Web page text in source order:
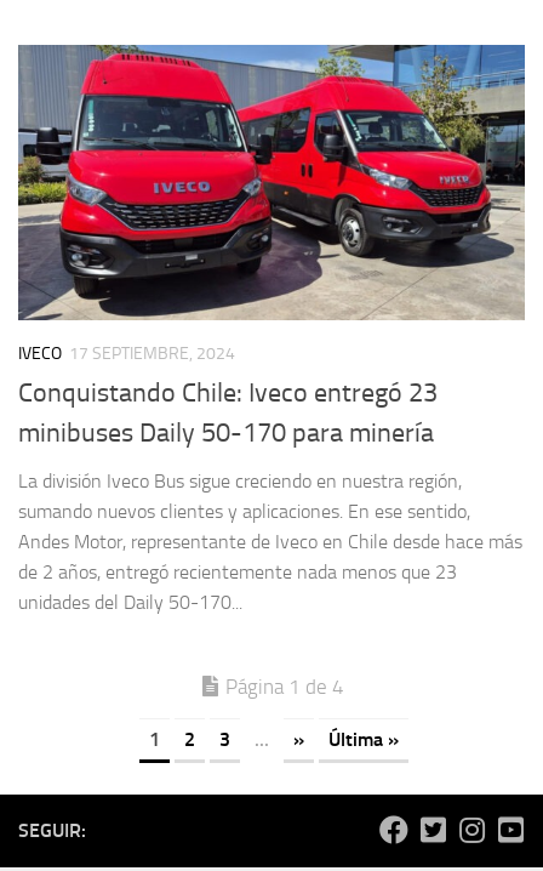
IVECO 17 SEPTIEMBRE, 2024
Conquistando Chile: Iveco entregó 23
minibuses Daily 50-170 para minería
La división Iveco Bus sigue creciendo en nuestra región,
sumando nuevos clientes y aplicaciones. En ese sentido,
Andes Motor, representante de Iveco en Chile desde hace más
de 2 años, entregó recientemente nada menos que 23
unidades del Daily 50-170...
Página 1 de 4
1 2 3 ... » Última »
SEGUIR: